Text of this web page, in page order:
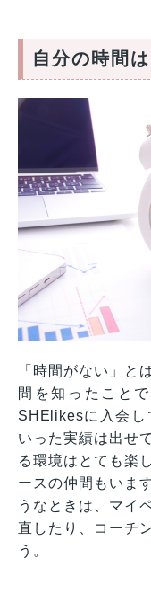
自分の時間
「時間がない」と
間を知ったこと
SHElikesに入会し
いった実績は出せ
る環境はとても楽
ースの仲間もいま
うなときは、マイ
直したり、コーチ
う。